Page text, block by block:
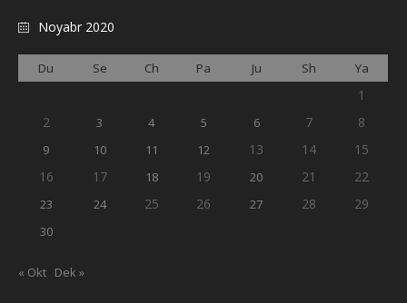
Noyabr 2020
Du Se Ch Pa Ju Sh Ya
1
2
3 4 5 6 7 8
9 10 11 12 13 14
15
16
17 18 19 20 21 22
23 24 25 26 27 28 29
30
« Okt Dek »